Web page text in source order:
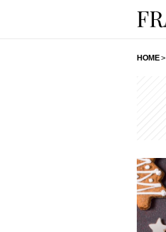
HOME>